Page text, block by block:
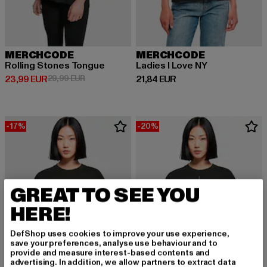
MERCHCODE
Rolling Stones Tongue
23,99 EUR
Derzeitiger Preis: 23,99 EUR
29,99 EURAktionspreis: 29,99 EUR
MERCHCODE
Ladies I Love NY
21,84 EUR
Derzeitiger Preis: 21,84 EUR
-17% -20%
GREAT TO SEE YOU
HERE!
DefShop uses cookies to improve your use experience,
save your preferences, analyse use behaviour and to
provide and measure interest-based contents and
advertising. In addition, we allow partners to extract data